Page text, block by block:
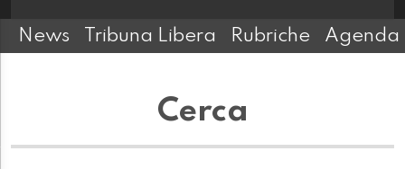
News Tribuna Libera Rubriche Agenda
Cerca